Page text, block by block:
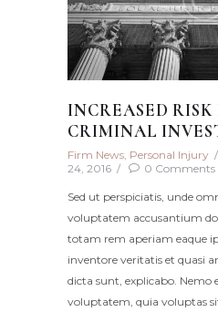
INCREASED RISK
CRIMINAL
Firm News, Personal Injury
24, 2016
0 Comments
Sed ut perspiciatis, unde
voluptatem accusantium
totam rem aperiam eaque
inventore veritatis et quasi
dicta sunt, explicabo. Nemo
voluptatem, quia voluptas